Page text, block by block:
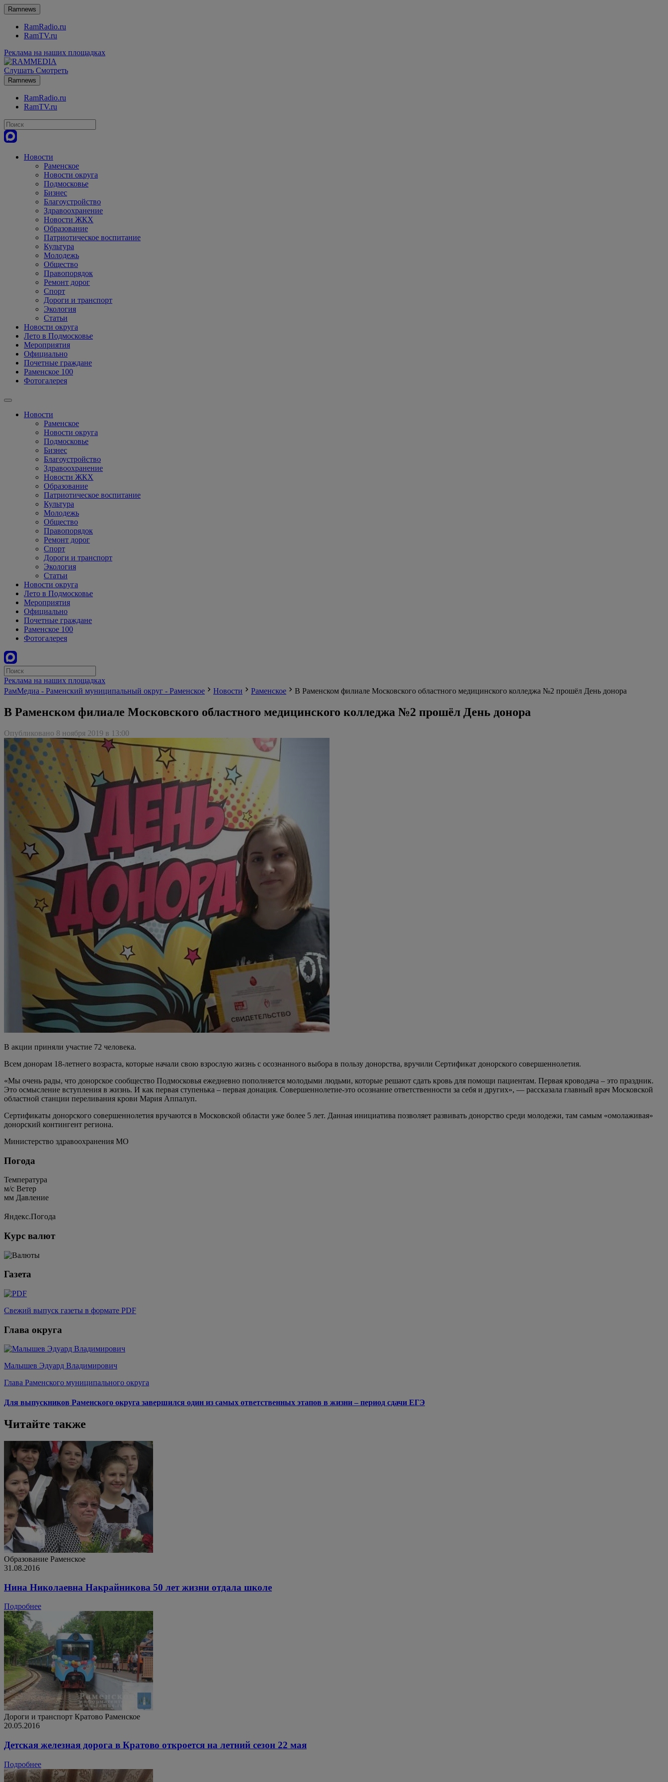
Ramnews
RamRadio.ru
RamTV.ru
Реклама на наших площадках
Слушать Смотреть
Ramnews
RamRadio.ru
RamTV.ru
Новости
Раменское
Новости округа
Подмосковье
Бизнес
Благоустройство
Здравоохранение
Новости ЖКХ
Образование
Патриотическое воспитание
Культура
Молодежь
Общество
Правопорядок
Ремонт дорог
Спорт
Дороги и транспорт
Экология
Статьи
Новости округа
Лето в Подмосковье
Мероприятия
Официально
Почетные граждане
Раменское 100
Фотогалерея
Новости
Раменское
Новости округа
Подмосковье
Бизнес
Благоустройство
Здравоохранение
Новости ЖКХ
Образование
Патриотическое воспитание
Культура
Молодежь
Общество
Правопорядок
Ремонт дорог
Спорт
Дороги и транспорт
Экология
Статьи
Новости округа
Лето в Подмосковье
Мероприятия
Официально
Почетные граждане
Раменское 100
Фотогалерея
Реклама на наших площадках
РамМедиа - Раменский муниципальный округ - Раменское
Новости Раменское В Раменском филиале Московского областного медицинского колледжа №2 прошёл День донора
В Раменском филиале Московского областного медицинского колледжа №2 прошёл День донора
Опубликовано 8 ноября 2019 в 13:00
В акции приняли участие 72 человека.
Всем донорам 18-летнего возраста, которые начали свою взрослую жизнь с осознанного выбора в пользу донорства, вручили Сертификат донорского совершеннолетия.
«Мы очень рады, что донорское сообщество Подмосковья ежедневно пополняется молодыми людьми, которые решают сдать кровь для помощи пациентам. Первая кроводача – это праздник.
Это осмысление вступления в жизнь. И как первая ступенька – первая донация. Совершеннолетие-это осознание ответственности за себя и других», — рассказала главный врач Московской
областной станции переливания крови Мария Аппалуп.
Сертификаты донорского совершеннолетия вручаются в Московской области уже более 5 лет. Данная инициатива позволяет развивать донорство среди молодежи, там самым «омолаживая»
донорский контингент региона.
Министерство здравоохранения МО
Погода
Температура
м/c Ветер
мм Давление
Яндекс.Погода
Курс валют
Газета
Свежий выпуск газеты в формате PDF
Глава округа
Малышев Эдуард Владимирович
Глава Раменского муниципального округа
Для выпускников Раменского округа завершился один из самых ответственных этапов в жизни – период сдачи ЕГЭ
Читайте также
Образование Раменское
31.08.2016
Нина Николаевна Накрайникова 50 лет жизни отдала школе
Подробнее
Дороги и транспорт Кратово Раменское
20.05.2016
Детская железная дорога в Кратово откроется на летний сезон 22 мая
Подробнее